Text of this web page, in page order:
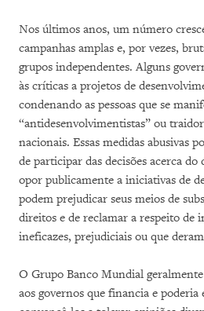
Nos últimos anos, um número
campanhas amplas e, por vezes,
grupos independentes. Alguns
às críticas a projetos de
condenando as pessoas que se
“antidesenvolvimentistas” ou
nacionais. Essas medidas abusivas
de participar das decisões acerca do
opor publicamente a iniciativas de
podem prejudicar seus meios de
direitos e de reclamar a respeito de
ineficazes, prejudiciais ou que
O Grupo Banco Mundial
aos governos que financia e poderia